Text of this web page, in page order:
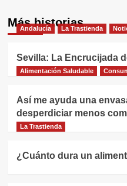
Más historias
Andalucía La Trastienda
Sevilla: La Encrucijada
Alimentación Saludable
Así me ayuda una
desperdiciar menos
La Trastienda
¿Cuánto dura un